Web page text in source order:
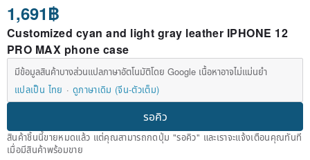
1,691฿
Customized cyan and light gray leather IPHONE 12
PRO MAX phone case
มีข้อมูลสินค้าบางส่วนแปลภาษาอัตโนมัติโดย Google เนื้อหาอาจไม่แม่นยำ
แปลเป็น ไทย
ดูภาษาเดิม (จีน-ตัวเต็ม)
รอคิว
สินค้าชิ้นนี้ขายหมดแล้ว แต่คุณสามารถกดปุ่ม "รอคิว" และเราจะแจ้งเตือนคุณทันที
เมื่อมีสินค้าพร้อมขาย